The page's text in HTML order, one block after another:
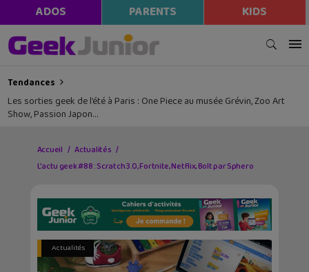
ADOS PARENTS KIDS
Tendances
Les sorties geek de l’été à Paris : One Piece au musée Grévin, Zoo Art
Show, Passion Japon…
Accueil
Actualités
L’actu geek #88 : Scratch 3.0, Fortnite, Netflix, Bolt par Sphero
Actualités